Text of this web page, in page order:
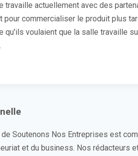
travaille actuellement avec des
commercialiser le produit plus
qu'ils voulaient que la salle travaille
Soutenons Nos Entreprises est
et du business. Nos rédacteurs